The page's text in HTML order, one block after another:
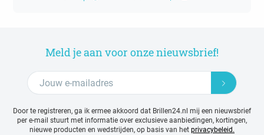
Meld je aan voor onze nieuwsbrief!
Door te registreren, ga ik ermee akkoord dat Brillen24.nl mij een nieuwsbrief
per e-mail stuurt met informatie over exclusieve aanbiedingen, kortingen,
nieuwe producten en wedstrijden, op basis van het privacybeleid.